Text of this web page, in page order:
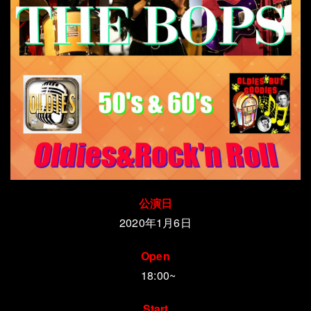
公演日
2020年1月6日
Open
18:00~